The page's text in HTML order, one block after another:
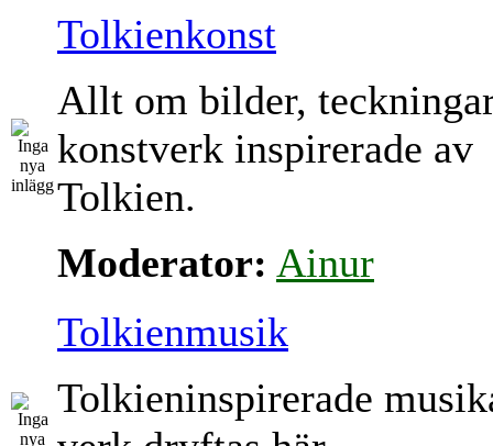
Tolkienkonst
Allt om bilder,
konstverk inspirerade av
Tolkien.
Moderator: Ainur
Tolkienmusik
Tolkieninspirerade